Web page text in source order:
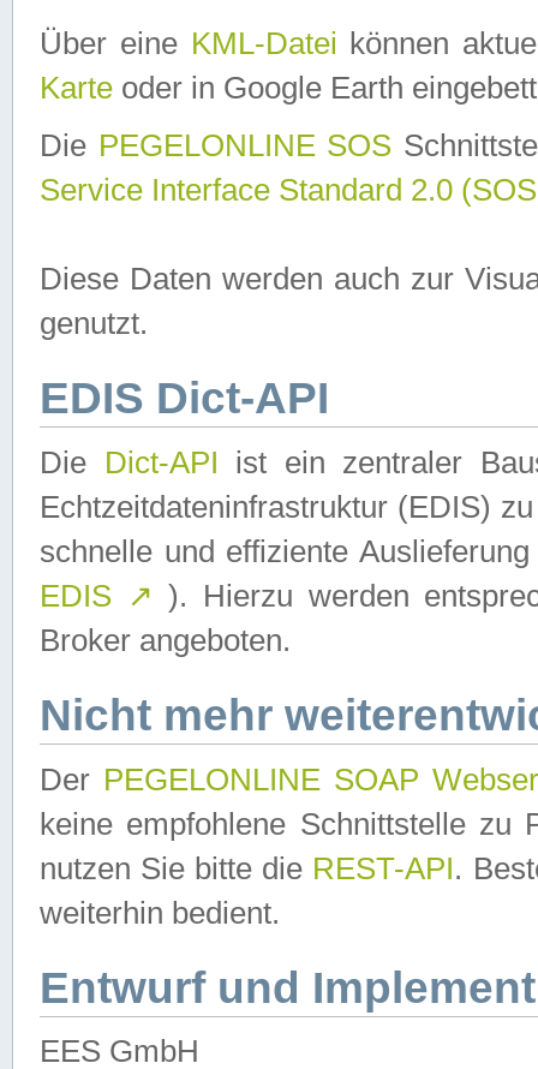
Über eine KML-Datei können
Karte oder in Google Earth
Die PEGELONLINE SOS
Service Interface Standard 2.0
Diese Daten werden auch zur
genutzt.
EDIS Dict-API
Die Dict-API ist ein zentraler
Echtzeitdateninfrastruktur (EDIS)
schnelle und effiziente
EDIS ↗ ). Hierzu werden
Broker angeboten.
Nicht mehr
Der PEGELONLINE SOAP
keine empfohlene Schnittstelle zu
nutzen Sie bitte die REST-API.
weiterhin bedient.
Entwurf und
EES GmbH